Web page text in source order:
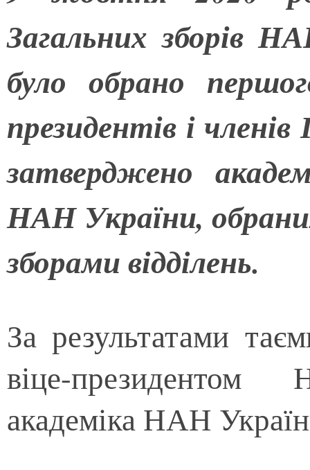
Загальних зборів
було обрано
президентів і
затверджено
НАН України,
зборами відділень.
За результатами
віце-
академіка НАН